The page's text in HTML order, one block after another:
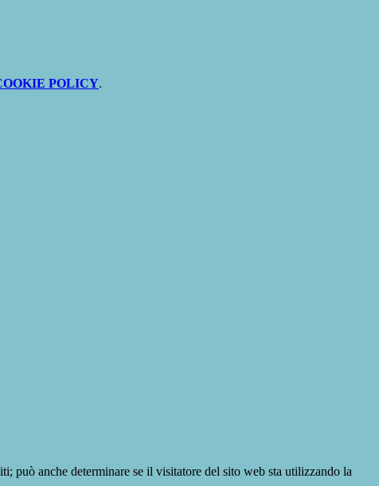
POLICY.
può anche determinare se il visitatore del sito web sta utilizzando la